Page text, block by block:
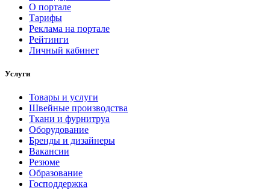
О портале
Тарифы
Реклама на портале
Рейтинги
Личный кабинет
Услуги
Товары и услуги
Швейные производства
Ткани и фурнитруа
Оборудование
Бренды и дизайнеры
Вакансии
Резюме
Образование
Господдержка